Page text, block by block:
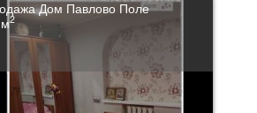
Дом Павлово Поле
2